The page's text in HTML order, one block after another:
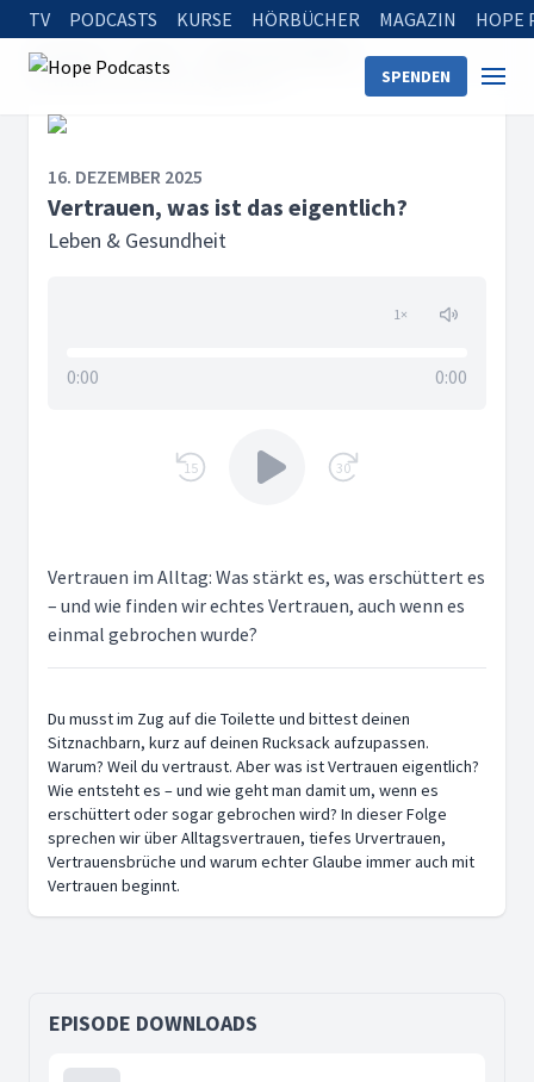
TV PODCASTS KURSE HÖRBÜCHER MAGAZIN HOPE
SPENDEN
Startseite
Vertrauen, was ist das eigentlich?
16. DEZEMBER 2025
Vertrauen, was ist das eigentlich?
Leben & Gesundheit
1×
0:00 0:00
15 30
Vertrauen im Alltag: Was stärkt es, was erschüttert es
– und wie finden wir echtes Vertrauen, auch wenn es
einmal gebrochen wurde?
Du musst im Zug auf die Toilette und bittest deinen
Sitznachbarn, kurz auf deinen Rucksack aufzupassen.
Warum? Weil du vertraust. Aber was ist Vertrauen eigentlich?
Wie entsteht es – und wie geht man damit um, wenn es
erschüttert oder sogar gebrochen wird? In dieser Folge
sprechen wir über Alltagsvertrauen, tiefes Urvertrauen,
Vertrauensbrüche und warum echter Glaube immer auch mit
Vertrauen beginnt.
EPISODE DOWNLOADS